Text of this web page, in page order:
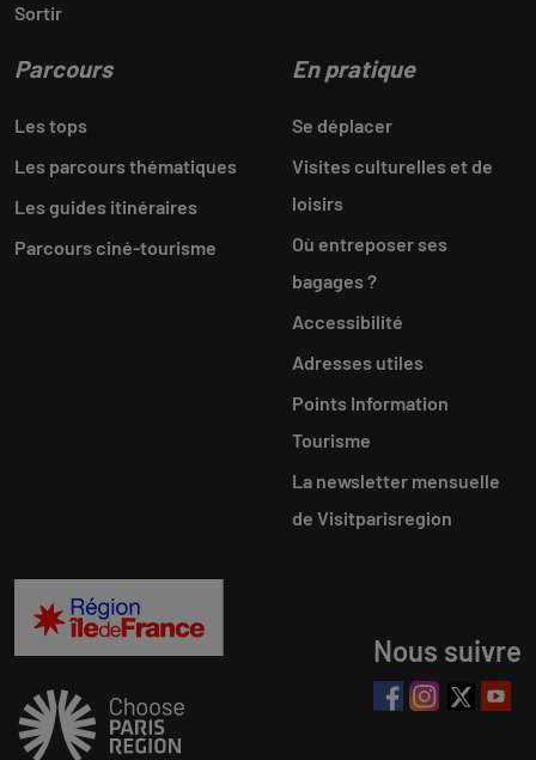
Sortir
Parcours
Les tops
Les parcours thématiques
Les guides itinéraires
Parcours ciné-tourisme
En pratique
Se déplacer
Visites culturelles et de
loisirs
Où entreposer ses
bagages ?
Accessibilité
Adresses utiles
Points Information
Tourisme
La newsletter mensuelle
de Visitparisregion
Nous suivre